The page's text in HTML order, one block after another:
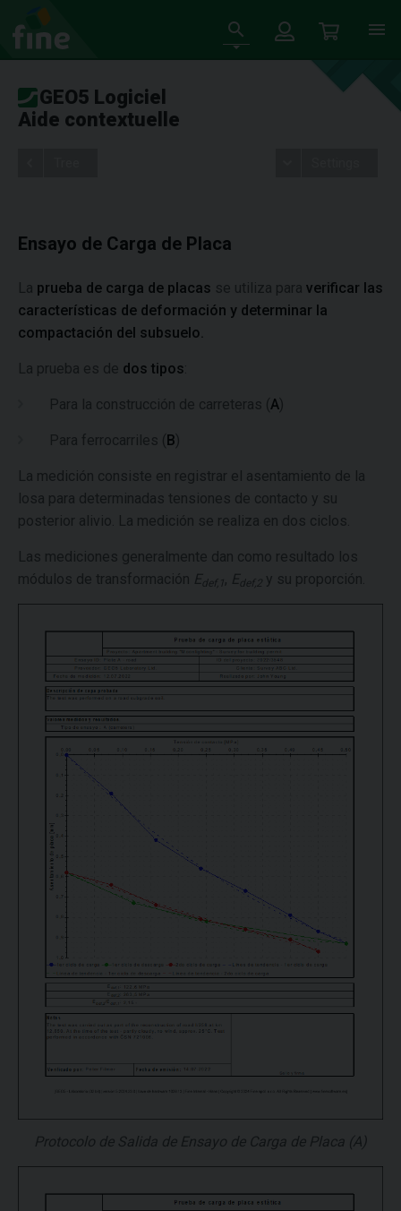
GEO5 Logiciel
Aide contextuelle
Ensayo de Carga de Placa
La prueba de carga de placas se utiliza para verificar las
características de deformación y determinar la
compactación del subsuelo.
La prueba es de dos tipos
Para la construcción de carreteras (A)
Para ferrocarriles ( B)
La medición consiste en registrar el asentamiento de la
losa para determinadas tensiones de contacto y su
posterior alivio. La medición se realiza en dos ciclos.
Las mediciones generalmente dan como resultado los
módulos de transformación E def,1, E def,2 y su proporción.
Protocolo de Salida de Ensayo de Carga de Placa (A)